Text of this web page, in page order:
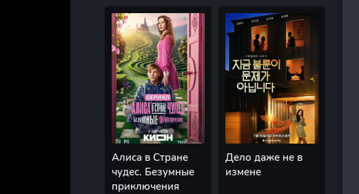
Алиса в Стране
чудес. Безумные
приключения
Дело даже не в
измене